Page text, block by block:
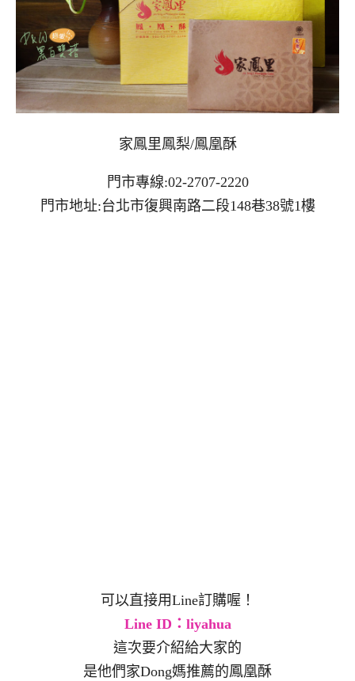
家鳳里鳳梨/鳳凰酥
門市專線:02-2707-2220
門市地址:台北市復興南路二段148巷38號1樓
可以直接用Line訂購喔！
Line ID：liyahua
這次要介紹給大家的
是他們家Dong媽推薦的鳳凰酥